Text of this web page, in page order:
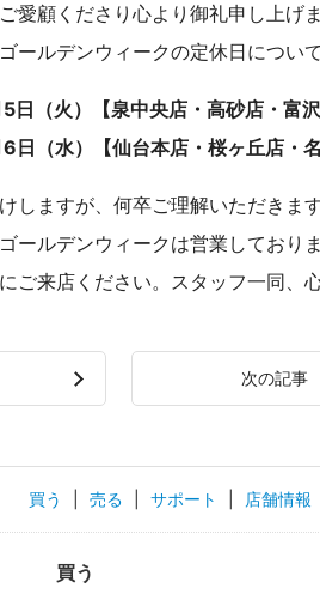
愛顧くださり心より御礼申し上げま
ールデンウィークの定休日につい
（火）【泉中央店・高砂店・富沢
（水）【仙台本店・桜ヶ丘店・名
しますが、何卒ご理解いただきま
ールデンウィークは営業しておりま
ご来店ください。スタッフ一同、
次の記事
買う 売る サポート 店舗情報
買う